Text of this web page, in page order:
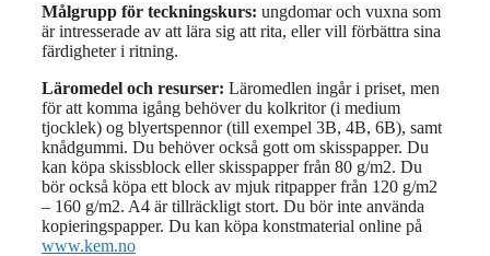
Målgrupp för teckningskurs: ungdomar och vuxna som
är intresserade av att lära sig att rita, eller vill förbättra sina
färdigheter i ritning.
Läromedel och resurser: Läromedlen ingår i priset, men
för att komma igång behöver du kolkritor (i medium
tjocklek) og blyertspennor (till exempel 3B, 4B, 6B), samt
knådgummi. Du behöver också gott om skisspapper. Du
kan köpa skissblock eller skisspapper från 80 g/m2. Du
bör också köpa ett block av mjuk ritpapper från 120 g/m2
– 160 g/m2. A4 är tillräckligt stort. Du bör inte använda
kopieringspapper. Du kan köpa konstmaterial online på
www.kem.no